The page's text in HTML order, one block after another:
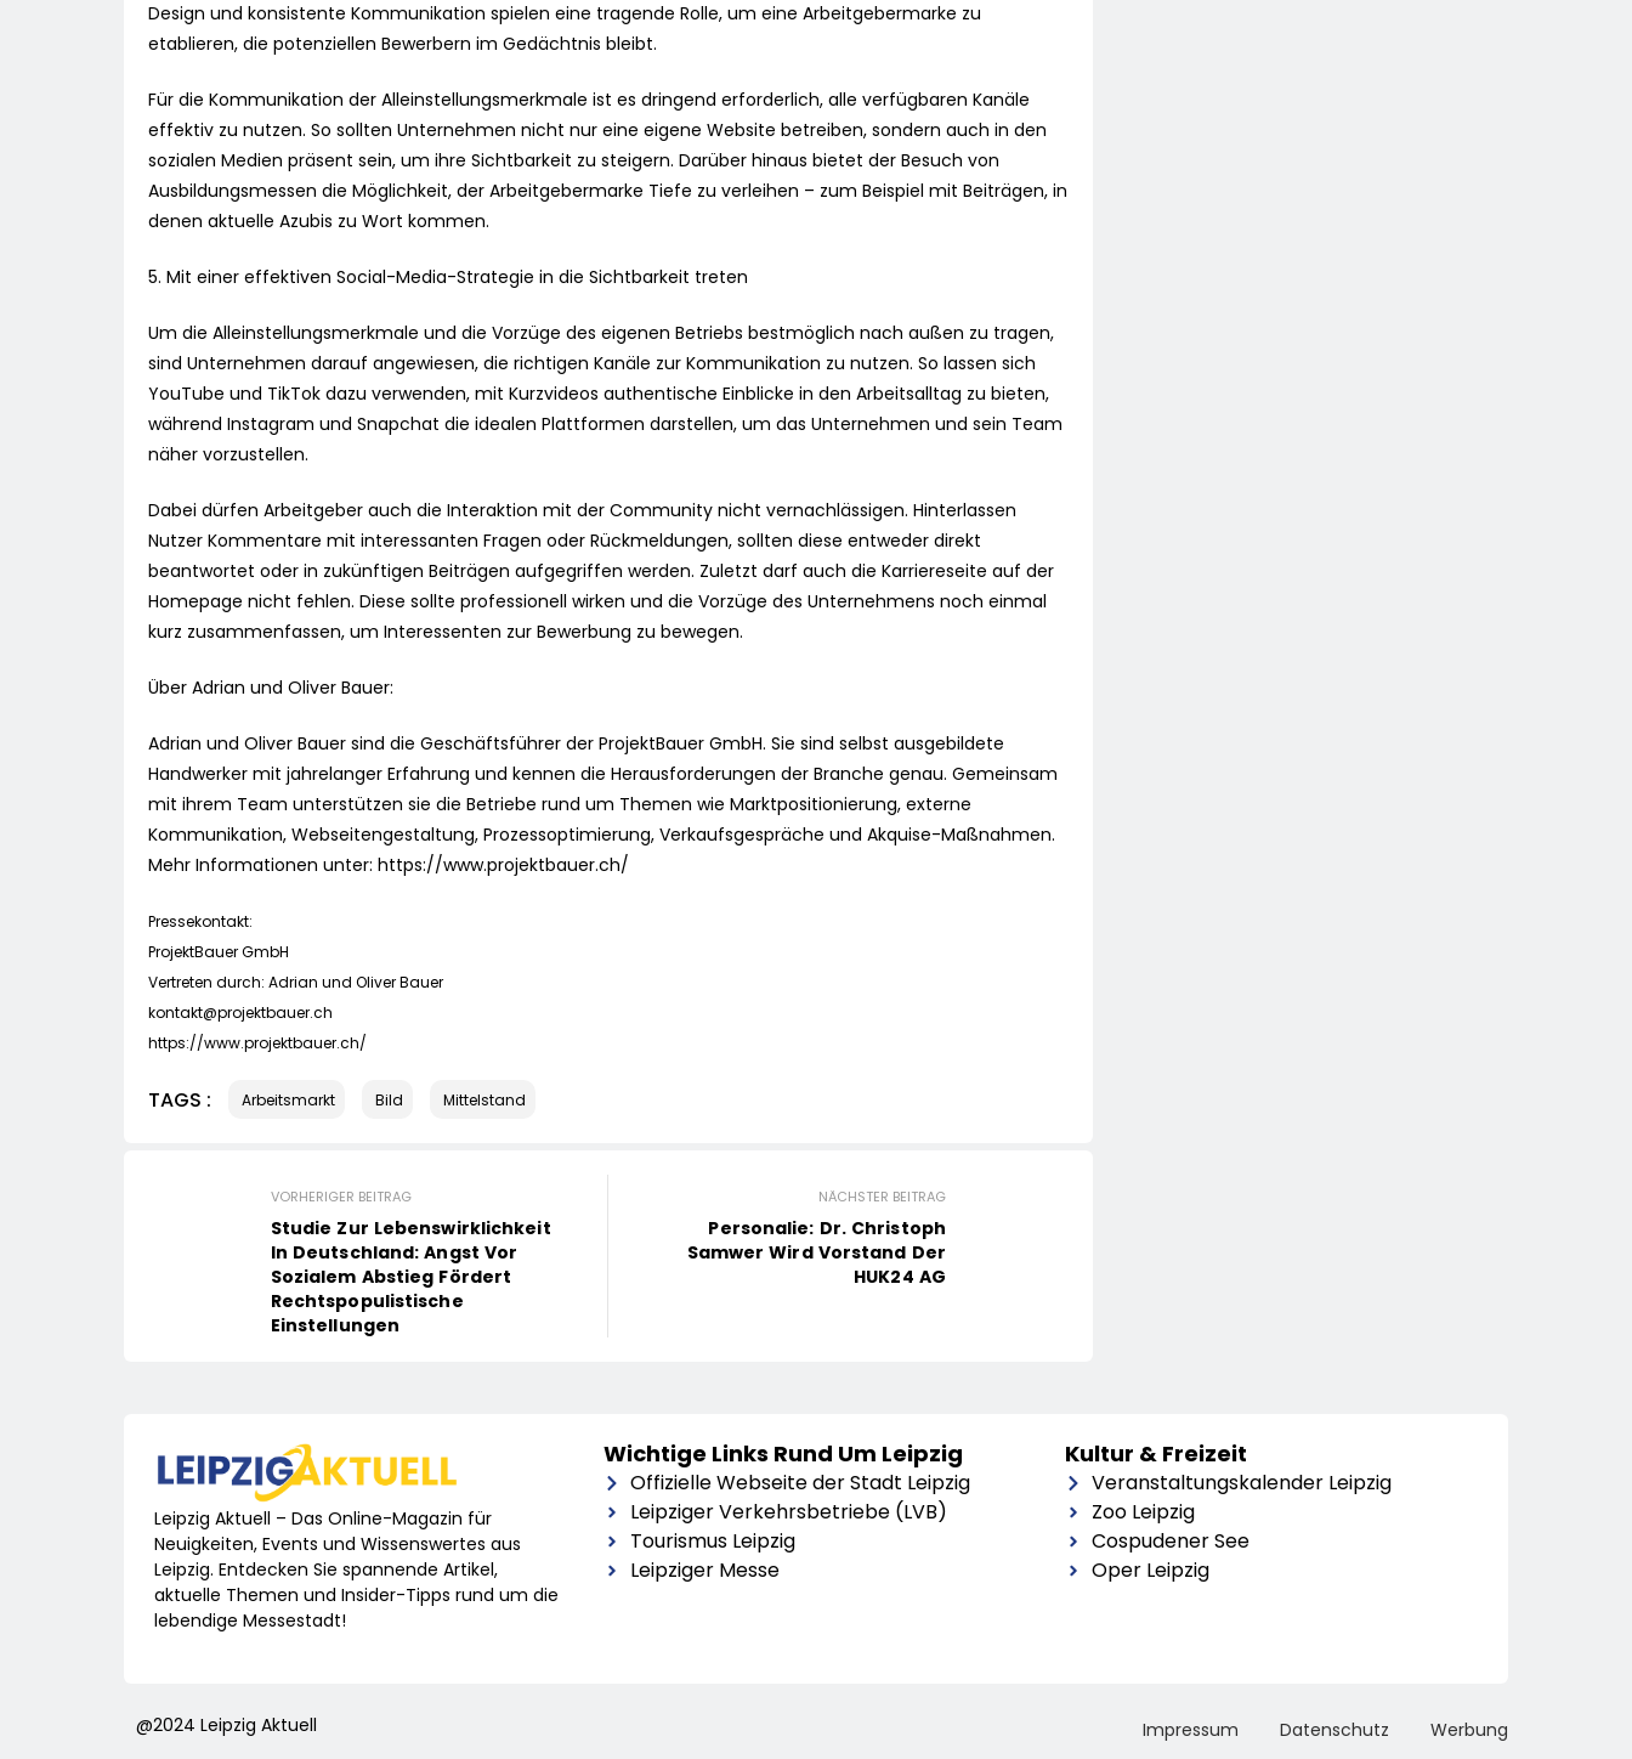
Design und konsistente Kommunikation spielen eine tragende Rolle, um eine Arbeitgebermarke zu
etablieren, die potenziellen Bewerbern im Gedächtnis bleibt.
Für die Kommunikation der Alleinstellungsmerkmale ist es dringend erforderlich, alle verfügbaren Kanäle
effektiv zu nutzen. So sollten Unternehmen nicht nur eine eigene Website betreiben, sondern auch in den
sozialen Medien präsent sein, um ihre Sichtbarkeit zu steigern. Darüber hinaus bietet der Besuch von
Ausbildungsmessen die Möglichkeit, der Arbeitgebermarke Tiefe zu verleihen – zum Beispiel mit Beiträgen, in
denen aktuelle Azubis zu Wort kommen.
5. Mit einer effektiven Social-Media-Strategie in die Sichtbarkeit treten
Um die Alleinstellungsmerkmale und die Vorzüge des eigenen Betriebs bestmöglich nach außen zu tragen,
sind Unternehmen darauf angewiesen, die richtigen Kanäle zur Kommunikation zu nutzen. So lassen sich
YouTube und TikTok dazu verwenden, mit Kurzvideos authentische Einblicke in den Arbeitsalltag zu bieten,
während Instagram und Snapchat die idealen Plattformen darstellen, um das Unternehmen und sein Team
näher vorzustellen.
Dabei dürfen Arbeitgeber auch die Interaktion mit der Community nicht vernachlässigen. Hinterlassen
Nutzer Kommentare mit interessanten Fragen oder Rückmeldungen, sollten diese entweder direkt
beantwortet oder in zukünftigen Beiträgen aufgegriffen werden. Zuletzt darf auch die Karriereseite auf der
Homepage nicht fehlen. Diese sollte professionell wirken und die Vorzüge des Unternehmens noch einmal
kurz zusammenfassen, um Interessenten zur Bewerbung zu bewegen.
Über Adrian und Oliver Bauer:
Adrian und Oliver Bauer sind die Geschäftsführer der ProjektBauer GmbH. Sie sind selbst ausgebildete
Handwerker mit jahrelanger Erfahrung und kennen die Herausforderungen der Branche genau. Gemeinsam
mit ihrem Team unterstützen sie die Betriebe rund um Themen wie Marktpositionierung, externe
Kommunikation, Webseitengestaltung, Prozessoptimierung, Verkaufsgespräche und Akquise-Maßnahmen.
Mehr Informationen unter: https://www.projektbauer.ch/
Pressekontakt:
ProjektBauer GmbH
Vertreten durch: Adrian und Oliver Bauer
kontakt@projektbauer.ch
https://www.projektbauer.ch/
TAGS : Arbeitsmarkt Bild Mittelstand
VORHERIGER BEITRAG
Studie Zur Lebenswirklichkeit
In Deutschland: Angst Vor
Sozialem Abstieg Fördert
Rechtspopulistische
Einstellungen
NÄCHSTER BEITRAG
Personalie: Dr. Christoph
Samwer Wird Vorstand Der
HUK24 AG
Leipzig Aktuell – Das Online-Magazin für
Neuigkeiten, Events und Wissenswertes aus
Leipzig. Entdecken Sie spannende Artikel,
aktuelle Themen und Insider-Tipps rund um die
lebendige Messestadt!
Wichtige Links Rund Um Leipzig
Offizielle Webseite der Stadt Leipzig
Leipziger Verkehrsbetriebe (LVB)
Tourismus Leipzig
Leipziger Messe
Kultur & Freizeit
Veranstaltungskalender Leipzig
Zoo Leipzig
Cospudener See
Oper Leipzig
@2024 Leipzig Aktuell Impressum Datenschutz Werbung